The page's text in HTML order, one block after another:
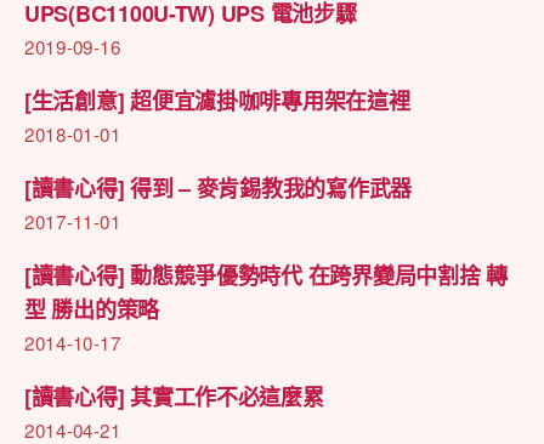
UPS(BC1100U-TW) UPS 電池步驟
2019-09-16
[生活創意] 超便宜濾掛咖啡專用架在這裡
2018-01-01
[讀書心得] 得到 – 麥肯錫教我的寫作武器
2017-11-01
[讀書心得] 動態競爭優勢時代 在跨界變局中割捨 轉
型 勝出的策略
2014-10-17
[讀書心得] 其實工作不必這麼累
2014-04-21